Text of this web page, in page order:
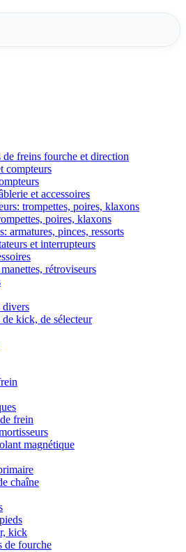
de freins fourche et direction
compteurs
et accessoires
trompettes, poires, klaxons
poires, klaxons
armatures, pinces, ressorts
et interrupteurs
rétroviseurs
divers
de kick, de sélecteur
frein
magnétique
chaîne
kick
de fourche